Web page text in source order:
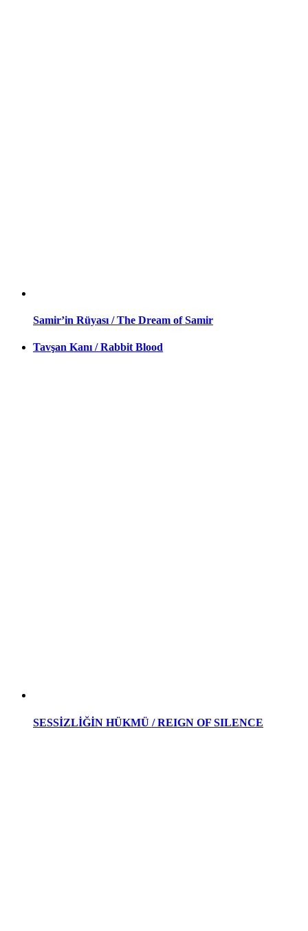
Samir’in Rüyası / The Dream of Samir
Tavşan Kanı / Rabbit Blood
SESSİZLİĞİN HÜKMÜ / REIGN OF SILENCE